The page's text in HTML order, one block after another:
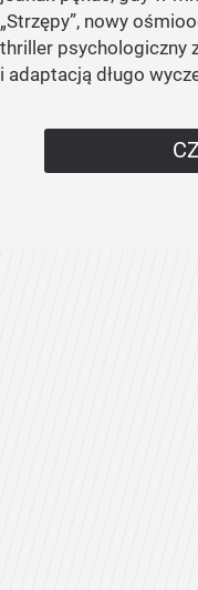
„Strzępy”, nowy
thriller psychologiczny
i adaptacją długo